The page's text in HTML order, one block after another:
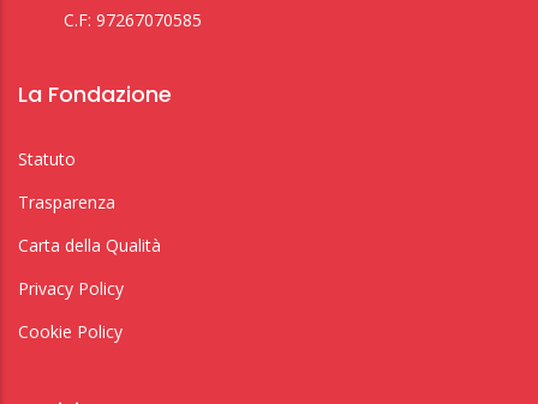
C.F: 97267070585
La Fondazione
Statuto
Trasparenza
Carta della Qualità
Privacy Policy
Cookie Policy